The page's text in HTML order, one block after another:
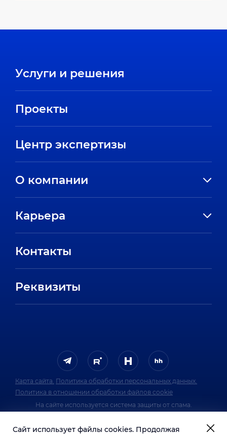
Услуги и решения
Проекты
Центр экспертизы
О компании
Направления
Карьера
Стажировки
Контакты
Реквизиты
Карта сайта. Политика обработки персональных данных.
Политика в отношении обработки файлов cookie
На сайте используется система защиты от спама.
системы защиты от спама.
Сайт использует файлы cookies. Продолжая